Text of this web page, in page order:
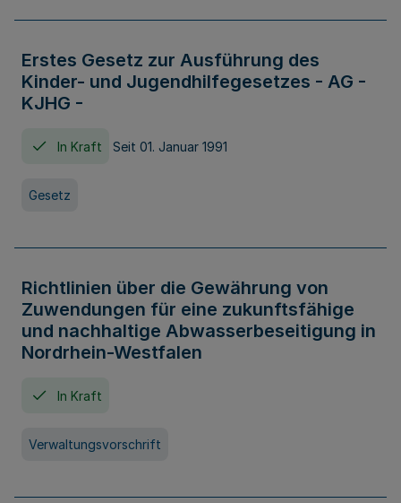
Erstes Gesetz zur Ausführung des
Kinder- und Jugendhilfegesetzes - AG -
KJHG -
In Kraft Seit 01. Januar 1991
Gesetz
Richtlinien über die Gewährung von
Zuwendungen für eine zukunftsfähige
und nachhaltige Abwasserbeseitigung in
Nordrhein-Westfalen
In Kraft
Verwaltungsvorschrift